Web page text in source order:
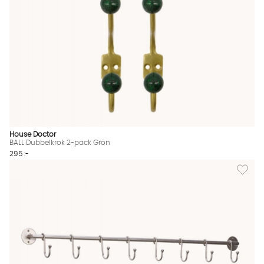
House Doctor
BALL Dubbelkrok 2-pack Grön
295 :-
Lägg